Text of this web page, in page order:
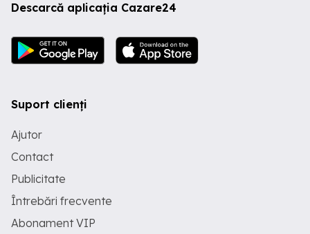
Descarcă aplicația Cazare24
Suport clienți
Ajutor
Contact
Publicitate
Întrebări frecvente
Abonament VIP